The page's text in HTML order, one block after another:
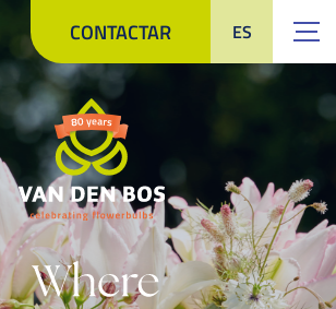
CONTACTAR
ES
NL